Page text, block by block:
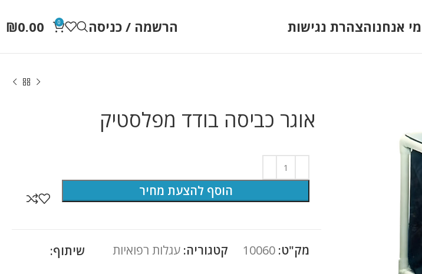
מי אנחנוהצהרת נגישות הרשמה / כניסה 0
₪0.00
אוגר כביסה בודד מפלסטיק
הוסף להצעת מחיר
מק"ט: 10060 קטגוריה: עגלות רפואיות שיתוף: